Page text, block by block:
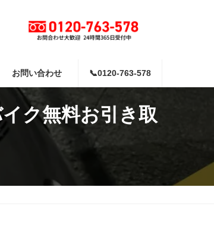
お問い合わせ 📞0120-763-578
ク無料お引き取